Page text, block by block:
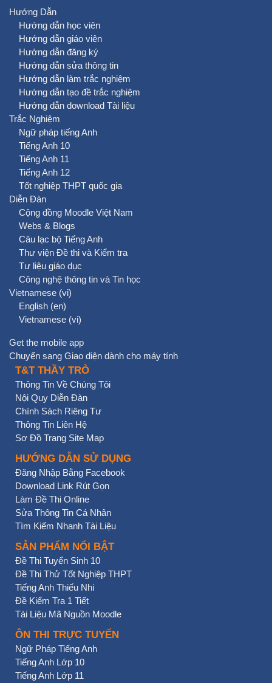
Hướng Dẫn
Hướng dẫn học viên
Hướng dẫn giáo viên
Hướng dẫn đăng ký
Hướng dẫn sửa thông tin
Hướng dẫn làm trắc nghiệm
Hướng dẫn tạo đề trắc nghiệm
Hướng dẫn download Tài liệu
Trắc Nghiệm
Ngữ pháp tiếng Anh
Tiếng Anh 10
Tiếng Anh 11
Tiếng Anh 12
Tốt nghiệp THPT quốc gia
Diễn Đàn
Cộng đồng Moodle Việt Nam
Webs & Blogs
Câu lạc bộ Tiếng Anh
Thư viện Đề thi và Kiểm tra
Tư liệu giáo dục
Công nghệ thông tin và Tin học
Vietnamese ‎(vi)‎
English ‎(en)‎
Vietnamese ‎(vi)‎
Get the mobile app
Chuyển sang Giao diện dành cho máy tính
T&T THẦY TRÒ
Thông Tin Về Chúng Tôi
Nội Quy Diễn Đàn
Chính Sách Riêng Tư
Thông Tin Liên Hệ
Sơ Đồ Trang Site Map
HƯỚNG DẪN SỬ DỤNG
Đăng Nhập Bằng Facebook
Download Link Rút Gọn
Làm Đề Thi Online
Sửa Thông Tin Cá Nhân
Tìm Kiếm Nhanh Tài Liệu
SẢN PHẨM NỔI BẬT
Đề Thi Tuyển Sinh 10
Đề Thi Thử Tốt Nghiệp THPT
Tiếng Anh Thiếu Nhi
Đề Kiểm Tra 1 Tiết
Tài Liệu Mã Nguồn Moodle
ÔN THI TRỰC TUYẾN
Ngữ Pháp Tiếng Anh
Tiếng Anh Lớp 10
Tiếng Anh Lớp 11